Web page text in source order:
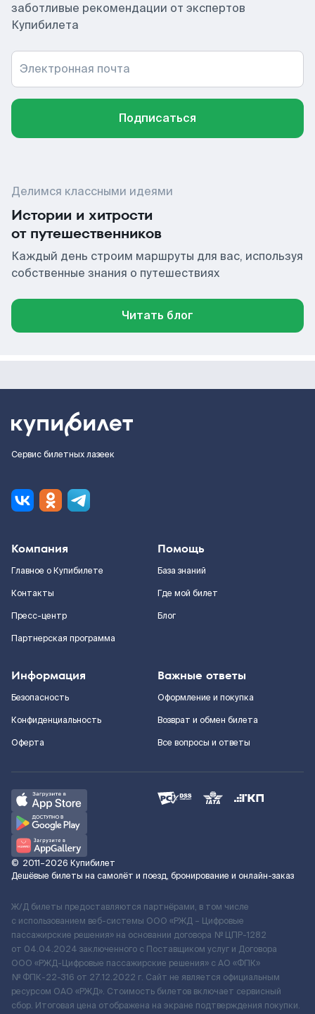
заботливые рекомендации от экспертов
Купибилета
Электронная почта
Подписаться
Делимся классными идеями
Истории и хитрости
от путешественников
Каждый день строим маршруты для вас, используя
собственные знания о путешествиях
Читать блог
Сервис билетных лазеек
Компания
Главное о Купибилете
Контакты
Пресс-центр
Партнерская программа
Помощь
База знаний
Где мой билет
Блог
Информация
Безопасность
Конфиденциальность
Оферта
Важные ответы
Оформление и покупка
Возврат и обмен билета
Все вопросы и ответы
© 2011–2026 Купибилет
Дешёвые билеты на самолёт и поезд, бронирование и онлайн-заказ
Ж/Д билеты предоставляются партнёрами, в том числе
с использованием веб-системы ООО «РЖД – Цифровые
пассажирские решения» на основании договора № ЦПР-1282
от 04.04.2024 заключенного с Поставщиком услуг и Договора
ООО «РЖД-Цифровые пассажирские решения» c АО «ФПК»
№ ФПК-22-316 от 27.12.2022 г. Сайт не является официальным
ресурсом ОАО «РЖД». Стоимость билетов включает сервисный
сбор. Итоговая цена отображена на экране подтверждения покупки.